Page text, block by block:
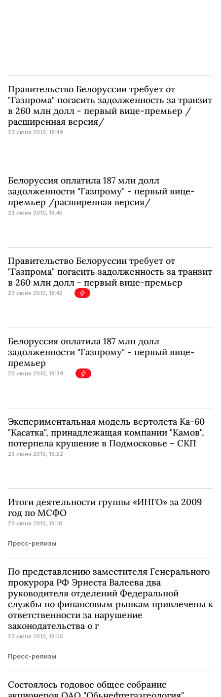
Правительство Белоруссии требует от
"Газпрома" погасить задолженность за транзит
в 260 млн долл - первый вице-премьер /
расширенная версия/
23 июня 2010, 18:49
Белоруссия оплатила 187 млн долл
задолженности "Газпрому" - первый вице-
премьер /расширенная версия/
23 июня 2010, 18:45
Правительство Белоруссии требует от
"Газпрома" погасить задолженность за транзит
в 260 млн долл - первый вице-премьер
23 июня 2010, 18:42
Белоруссия оплатила 187 млн долл
задолженности "Газпрому" - первый вице-
премьер
23 июня 2010, 18:39
Экспериментальная модель вертолета Ка-60
"Касатка", принадлежащая компании "Камов",
потерпела крушение в Подмосковье – СКП
23 июня 2010, 18:22
Итоги деятельности группы «ИНГО» за 2009
год по МСФО
23 июня 2010, 18:18
Пресс-релизы
По представлению заместителя Генерального
прокурора РФ Эрнеста Валеева два
руководителя отделений Федеральной
службы по финансовым рынкам привлечены к
ответственности за нарушение
законодательства о г
23 июня 2010, 18:06
Пресс-релизы
Состоялось годовое общее собрание